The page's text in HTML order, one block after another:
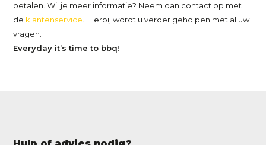
betalen. Wil je meer informatie? Neem dan contact op met
de klantenservice . Hierbij wordt u verder geholpen met al uw
vragen.
Everyday it’s time to bbq!